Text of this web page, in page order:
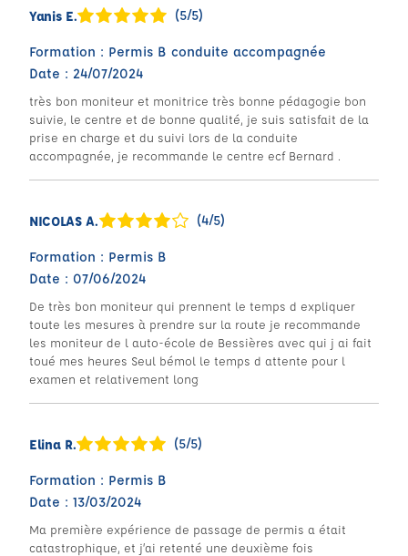
Yanis E. (5/5)
Formation : Permis B conduite accompagnée
Date : 24/07/2024
très bon moniteur et monitrice très bonne pédagogie bon
suivie, le centre et de bonne qualité, je suis satisfait de la
prise en charge et du suivi lors de la conduite
accompagnée, je recommande le centre ecf Bernard .
NICOLAS A. (4/5)
Formation : Permis B
Date : 07/06/2024
De très bon moniteur qui prennent le temps d expliquer
toute les mesures à prendre sur la route je recommande
les moniteur de l auto-école de Bessières avec qui j ai fait
toué mes heures Seul bémol le temps d attente pour l
examen et relativement long
Elina R. (5/5)
Formation : Permis B
Date : 13/03/2024
Ma première expérience de passage de permis a était
catastrophique, et j’ai retenté une deuxième fois